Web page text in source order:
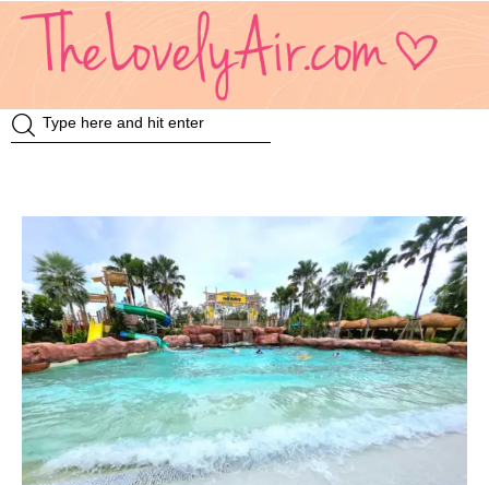
Travel
Knowledge
Insurance
VDO
Event & Activities